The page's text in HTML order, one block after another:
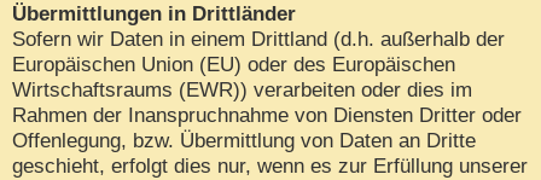
Übermittlungen in Drittländer
Sofern wir Daten in einem Drittland (d.h. außerhalb der
Europäischen Union (EU) oder des Europäischen
Wirtschaftsraums (EWR)) verarbeiten oder dies im
Rahmen der Inanspruchnahme von Diensten Dritter oder
Offenlegung, bzw. Übermittlung von Daten an Dritte
geschieht, erfolgt dies nur, wenn es zur Erfüllung unserer